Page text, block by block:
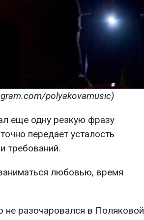
polyakovamusic)
еще одну резкую фразу
передает усталость
требований.
любовью, время
не разочаровался в Поляковой